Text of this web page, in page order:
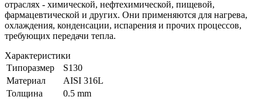
отраслях - химической, нефтехимической, пищевой,
фармацевтической и других. Они применяются для нагрева,
охлаждения, конденсации, испарения и прочих процессов,
требующих передачи тепла.
Характеристики
Типоразмер
S130
Материал
AISI 316L
Толщина
0.5 mm